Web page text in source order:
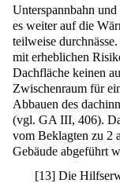
Unterspannbahn
es weiter auf die
teilweise
mit erheblichen
Dachfläche keinen
Zwischenraum für
Abbauen des
(vgl. GA III, 406).
vom Beklagten zu 2
Gebäude abgeführt
[13] Die